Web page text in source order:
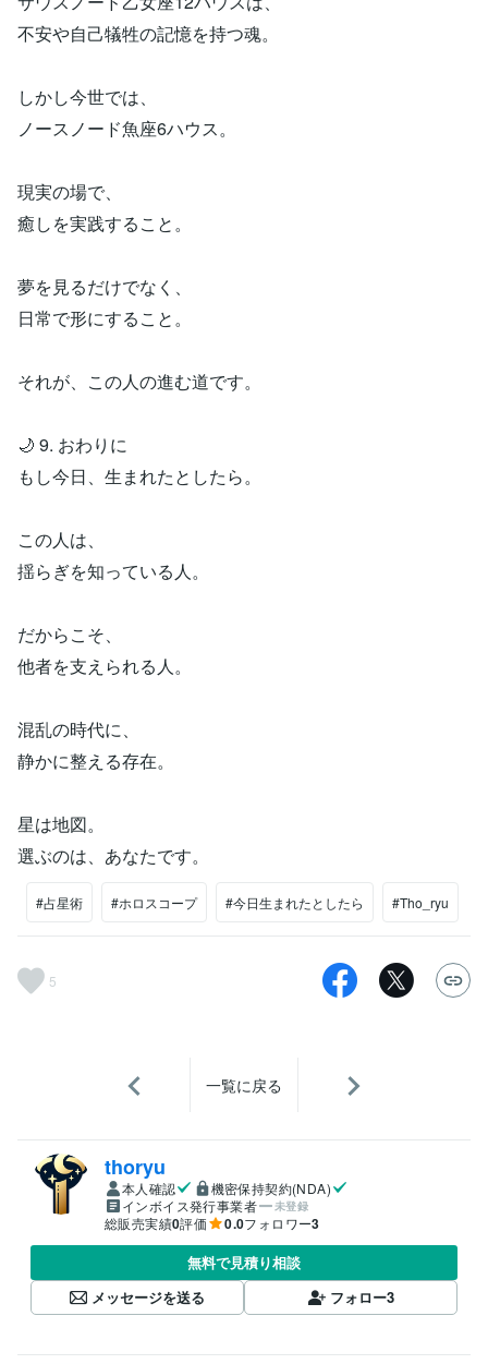
不安や自己犠牲の記憶を持つ魂。
しかし今世では、
ノースノード魚座6ハウス。
現実の場で、
癒しを実践すること。
夢を見るだけでなく、
日常で形にすること。
それが、この人の進む道です。
🌙 9. おわりに
もし今日、生まれたとしたら。
この人は、
揺らぎを知っている人。
だからこそ、
他者を支えられる人。
混乱の時代に、
静かに整える存在。
星は地図。
選ぶのは、あなたです。
#占星術 #ホロスコープ #今日生まれたとしたら #Tho_ryu
5
一覧に戻る
thoryu
本人確認
機密保持契約(NDA)
インボイス発行事業者
未登録
総販売実績0評価 0.0フォロワー3
無料で見積り相談
メッセージを送る
フォロー3